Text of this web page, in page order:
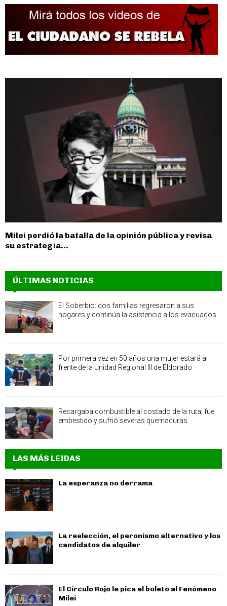
Milei perdió la batalla de la opinión pública y revisa
su estrategia...
ÚLTIMAS NOTICIAS
El Soberbio: dos familias regresaron a sus
hogares y continúa la asistencia a los evacuados
Por primera vez en 50 años una mujer estará al
frente de la Unidad Regional III de Eldorado
Recargaba combustible al costado de la ruta, fue
embestido y sufrió severas quemaduras
LAS MÁS LEIDAS
La esperanza no derrama
La reelección, el peronismo alternativo y los
candidatos de alquiler
El Círculo Rojo le pica el boleto al Fenómeno
Milei